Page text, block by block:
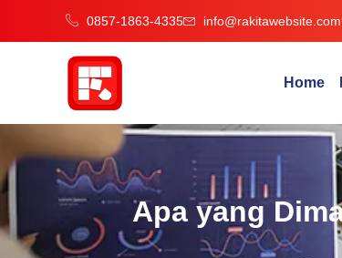
0857-1863-4335 info@rakitawebsite.com
Home
Apa yang